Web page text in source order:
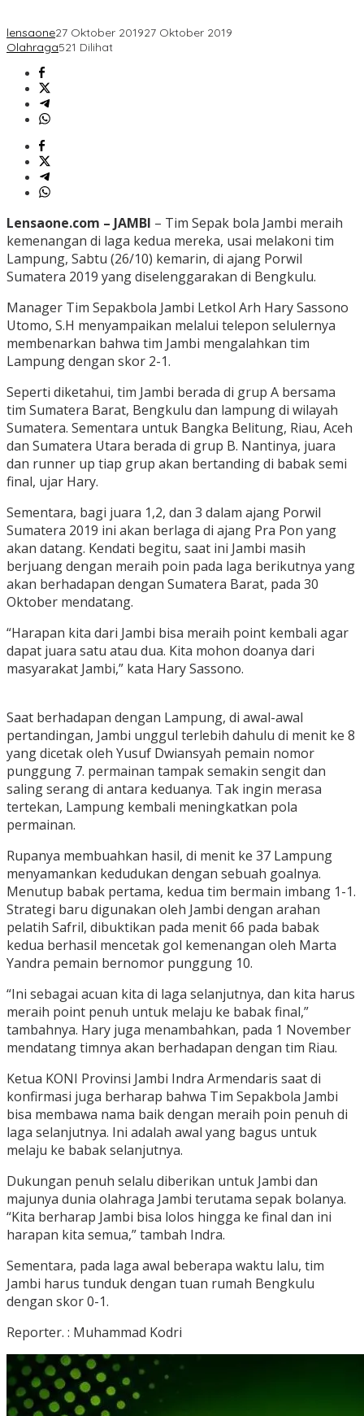
lensaone27 Oktober 201927 Oktober 2019
Olahraga521 Dilihat
Lensaone.com – JAMBI – Tim Sepak bola Jambi meraih
kemenangan di laga kedua mereka, usai melakoni tim
Lampung, Sabtu (26/10) kemarin, di ajang Porwil
Sumatera 2019 yang diselenggarakan di Bengkulu.
Manager Tim Sepakbola Jambi Letkol Arh Hary Sassono
Utomo, S.H menyampaikan melalui telepon selulernya
membenarkan bahwa tim Jambi mengalahkan tim
Lampung dengan skor 2-1.
Seperti diketahui, tim Jambi berada di grup A bersama
tim Sumatera Barat, Bengkulu dan lampung di wilayah
Sumatera. Sementara untuk Bangka Belitung, Riau, Aceh
dan Sumatera Utara berada di grup B. Nantinya, juara
dan runner up tiap grup akan bertanding di babak semi
final, ujar Hary.
Sementara, bagi juara 1,2, dan 3 dalam ajang Porwil
Sumatera 2019 ini akan berlaga di ajang Pra Pon yang
akan datang. Kendati begitu, saat ini Jambi masih
berjuang dengan meraih poin pada laga berikutnya yang
akan berhadapan dengan Sumatera Barat, pada 30
Oktober mendatang.
“Harapan kita dari Jambi bisa meraih point kembali agar
dapat juara satu atau dua. Kita mohon doanya dari
masyarakat Jambi,” kata Hary Sassono.
Saat berhadapan dengan Lampung, di awal-awal
pertandingan, Jambi unggul terlebih dahulu di menit ke 8
yang dicetak oleh Yusuf Dwiansyah pemain nomor
punggung 7. permainan tampak semakin sengit dan
saling serang di antara keduanya. Tak ingin merasa
tertekan, Lampung kembali meningkatkan pola
permainan.
Rupanya membuahkan hasil, di menit ke 37 Lampung
menyamankan kedudukan dengan sebuah goalnya.
Menutup babak pertama, kedua tim bermain imbang 1-1.
Strategi baru digunakan oleh Jambi dengan arahan
pelatih Safril, dibuktikan pada menit 66 pada babak
kedua berhasil mencetak gol kemenangan oleh Marta
Yandra pemain bernomor punggung 10.
“Ini sebagai acuan kita di laga selanjutnya, dan kita harus
meraih point penuh untuk melaju ke babak final,”
tambahnya. Hary juga menambahkan, pada 1 November
mendatang timnya akan berhadapan dengan tim Riau.
Ketua KONI Provinsi Jambi Indra Armendaris saat di
konfirmasi juga berharap bahwa Tim Sepakbola Jambi
bisa membawa nama baik dengan meraih poin penuh di
laga selanjutnya. Ini adalah awal yang bagus untuk
melaju ke babak selanjutnya.
Dukungan penuh selalu diberikan untuk Jambi dan
majunya dunia olahraga Jambi terutama sepak bolanya.
“Kita berharap Jambi bisa lolos hingga ke final dan ini
harapan kita semua,” tambah Indra.
Sementara, pada laga awal beberapa waktu lalu, tim
Jambi harus tunduk dengan tuan rumah Bengkulu
dengan skor 0-1.
Reporter. : Muhammad Kodri